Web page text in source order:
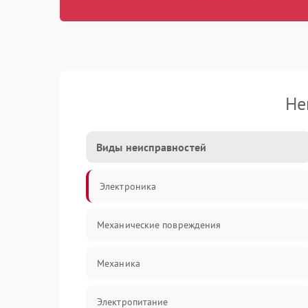
Виды неисправностей
Электроника
Механические повреждения
Механика
Электропитание